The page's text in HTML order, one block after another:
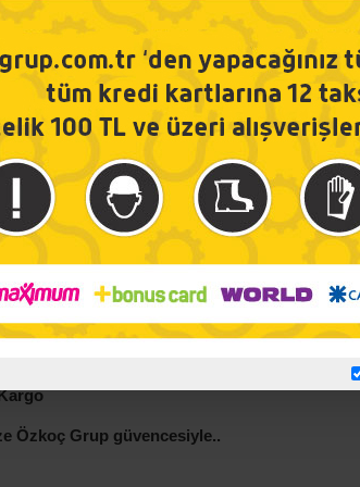
ÜRÜN DETAYI
Kazanı - Kireç Önleyici Filtre
kirecin (kalsiyum ve magnezyum)
Özkoç Grup güvencesiyle..